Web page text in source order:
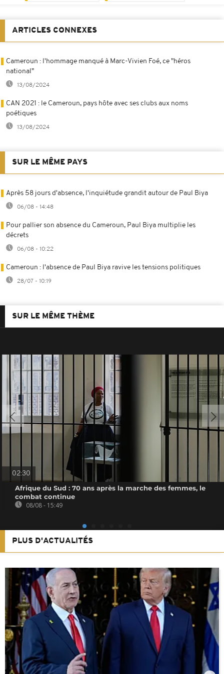
ARTICLES CONNEXES
Cameroun : l'hommage manqué à Marc-Vivien Foé, ce "héros
national"
13/08/2024
CAN 2021 : le Cameroun, pays hôte avec ses clubs aux noms
poétiques
13/08/2024
SUR LE MÊME PAYS
Après 58 jours d'absence, l'inquiétude grandit autour de Paul Biya
06/08 - 14:48
Pour pallier son absence du Cameroun, Paul Biya multiplie les
décrets
06/08 - 10:22
Cameroun : l'absence de Paul Biya ravive les tensions politiques
28/07 - 10:19
SUR LE MÊME THÈME
02:30
Afrique du Sud : 70 ans après la marche des femmes, le
combat continue
08/08 - 15:49
PLUS D'ACTUALITÉS